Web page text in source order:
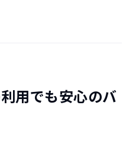
用でも安心のバ